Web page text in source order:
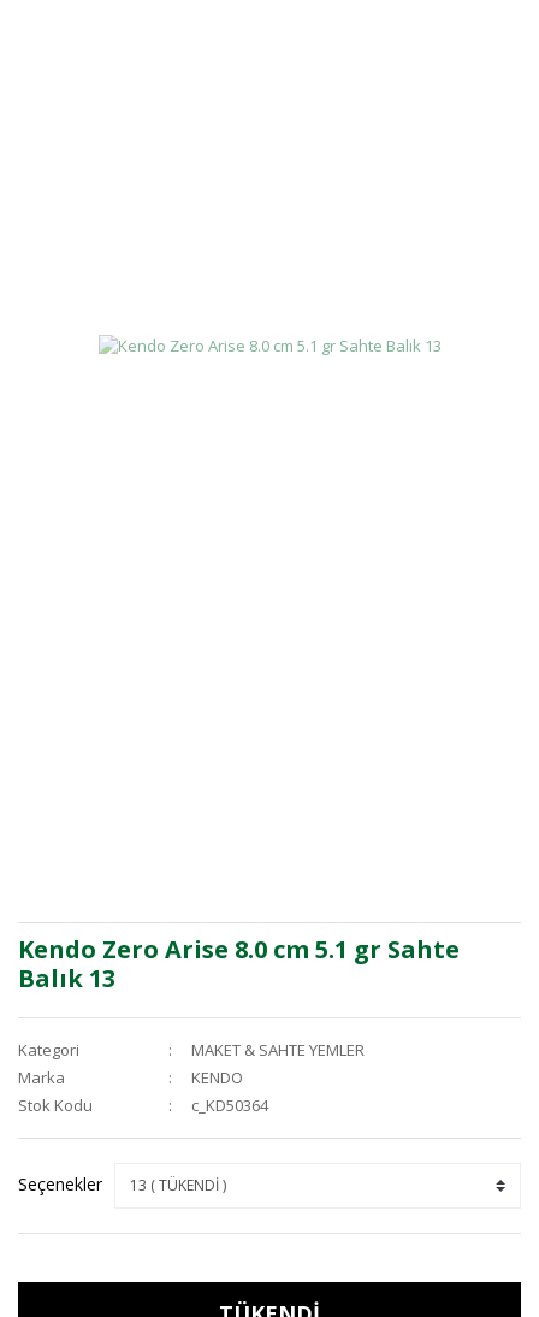
Kendo Zero Arise 8.0 cm 5.1 gr Sahte
Balık 13
Kategori
MAKET & SAHTE YEMLER
Marka
KENDO
Stok Kodu
c_KD50364
Seçenekler